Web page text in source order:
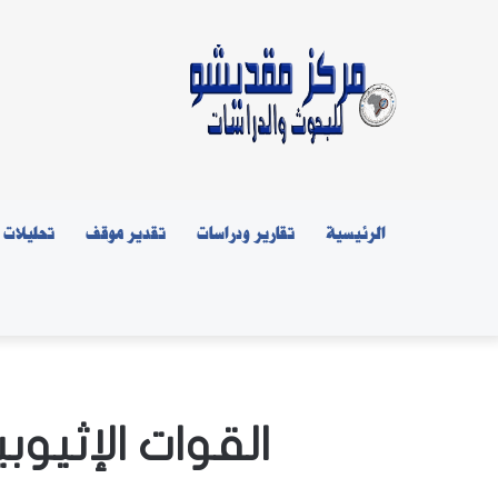
الرئيسية تقارير ودراسات تقدير موقف تحليلات
القوات